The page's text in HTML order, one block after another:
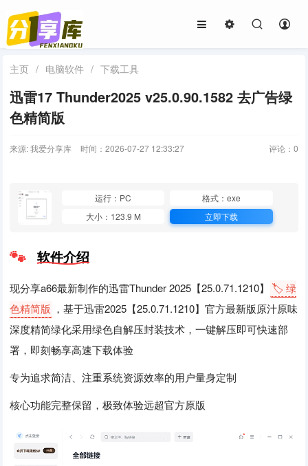
主页 / 电脑软件 / 下载工具
迅雷17 Thunder2025 v25.0.90.1582 去广告绿
色精简版
来源: 我爱分享库 时间：2026-07-27 12:33:27 评论： 0
运行：PC
格式：exe
大小：123.9 M
立即下载
软件介绍
现分享a66最新制作的迅雷Thunder 2025【25.0.71.1210】
🏷️ 绿
色精简版 ，基于迅雷2025【25.0.71.1210】官方最新版原汁原味
深度精简绿化采用绿色自解压封装技术，一键解压即可快速部
署，即刻畅享高速下载体验
专为追求简洁、注重系统资源效率的用户量身定制
核心功能完整保留，极致体验远超官方原版